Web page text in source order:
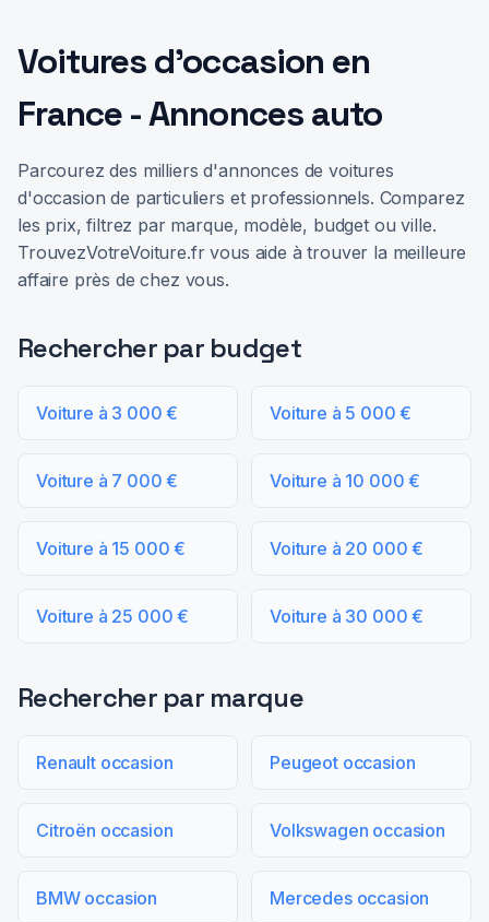
Voitures d'occasion en
France - Annonces auto
Parcourez des milliers d'annonces de voitures
d'occasion de particuliers et professionnels. Comparez
les prix, filtrez par marque, modèle, budget ou ville.
TrouvezVotreVoiture.fr vous aide à trouver la meilleure
affaire près de chez vous.
Rechercher par budget
Voiture à 3 000 € Voiture à 5 000 €
Voiture à 7 000 € Voiture à 10 000 €
Voiture à 15 000 € Voiture à 20 000 €
Voiture à 25 000 € Voiture à 30 000 €
Rechercher par marque
Renault occasion Peugeot occasion
Citroën occasion Volkswagen occasion
BMW occasion Mercedes occasion